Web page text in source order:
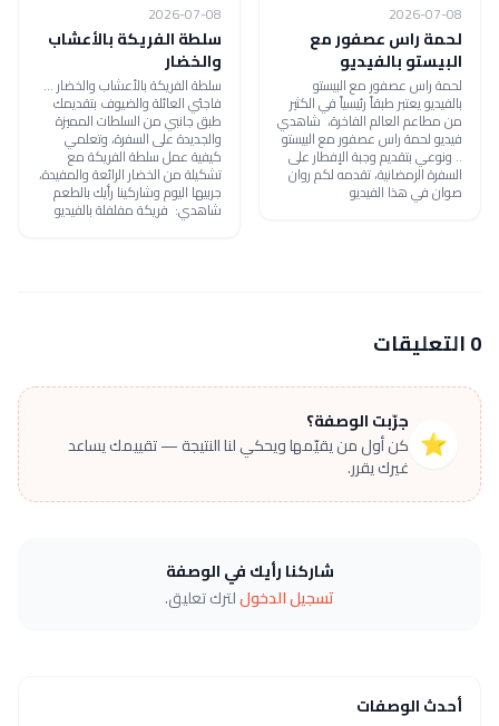
2026-07-08
لحمة راس عصفور مع
البيستو بالفيديو
لحمة راس عصفور مع البيستو
بالفيديو يعتبر طبقاً رئيسياً في الكثير
من مطاعم العالم الفاخرة، شاهدي
فيديو لحمة راس عصفور مع البيستو
.. ونوعي بتقديم وجبة الإفطار على
السفرة الرمضانية، تقدمه لكم روان
صوان في هذا الفيديو
2026-07-08
سلطة الفريكة بالأعشاب
والخضار
سلطة الفريكة بالأعشاب والخضار ...
فاجئي العائلة والضيوف بتقديمك
طبق جانبي من السلطات المميزة
والجديدة على السفرة، وتعلمي
كيفية عمل سلطة الفريكة مع
تشكيلة من الخضار الرائعة والمفيدة،
جربيها اليوم وشاركينا رأيك بالطعم
شاهدي: فريكة مفلفلة بالفيديو
0 التعليقات
⭐
جرّبت الوصفة؟
كن أول من يقيّمها ويحكي لنا النتيجة — تقييمك يساعد
غيرك يقرر.
شاركنا رأيك في الوصفة
تسجيل الدخوللترك تعليق.
أحدث الوصفات